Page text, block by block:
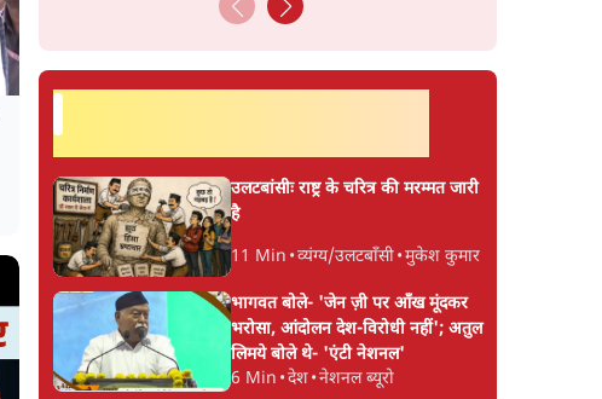
सर्वाधिक पढ़ी गयी खबरें
उलटबांसीः राष्ट्र के चरित्र की मरम्मत जारी
है
11 Min •व्यंग्य/उलटबाँसी•मुकेश कुमार
भागवत बोले- 'जेन ज़ी पर आँख मूंदकर
भरोसा, आंदोलन देश-विरोधी नहीं'; अतुल
लिमये बोले थे- 'एंटी नेशनल'
6 Min •देश•नेशनल ब्यूरो